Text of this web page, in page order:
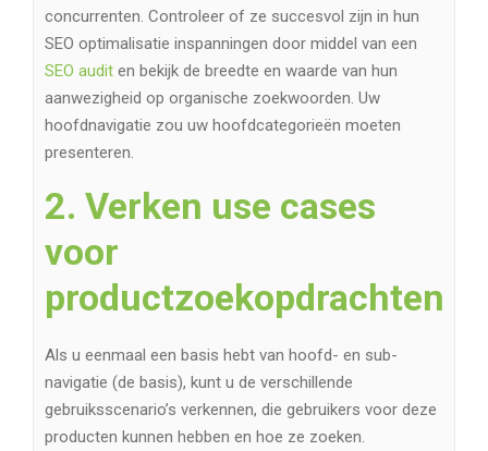
concurrenten. Controleer of ze succesvol zijn in hun
SEO optimalisatie inspanningen door middel van een
SEO audit en bekijk de breedte en waarde van hun
aanwezigheid op organische zoekwoorden. Uw
hoofdnavigatie zou uw hoofdcategorieën moeten
presenteren.
2. Verken use cases
voor
productzoekopdrachten
Als u eenmaal een basis hebt van hoofd- en sub-
navigatie (de basis), kunt u de verschillende
gebruiksscenario’s verkennen, die gebruikers voor deze
producten kunnen hebben en hoe ze zoeken.